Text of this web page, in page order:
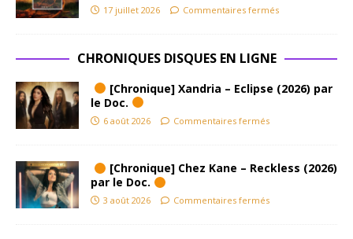
17 juillet 2026 Commentaires fermés
CHRONIQUES DISQUES EN LIGNE
[Chronique] Xandria – Eclipse (2026) par
le Doc.
6 août 2026 Commentaires fermés
[Chronique] Chez Kane – Reckless (2026)
par le Doc.
3 août 2026 Commentaires fermés